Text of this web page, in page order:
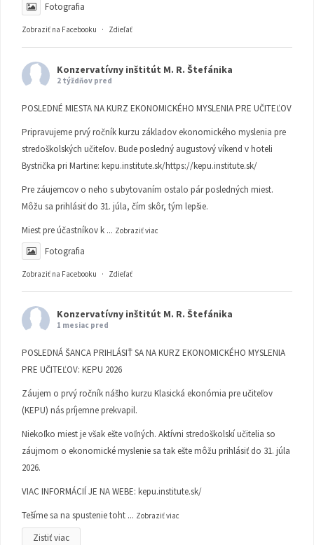
Fotografia
Zobraziť na Facebooku · Zdieľať
Konzervatívny inštitút M. R. Štefánika
2 týždňov pred
POSLEDNÉ MIESTA NA KURZ EKONOMICKÉHO MYSLENIA PRE UČITEĽOV
Pripravujeme prvý ročník kurzu základov ekonomického myslenia pre
stredoškolských učiteľov. Bude posledný augustový víkend v hoteli
Bystrička pri Martine: kepu.institute.sk/https://kepu.institute.sk/
Pre záujemcov o neho s ubytovaním ostalo pár posledných miest.
Môžu sa prihlásiť do 31. júla, čím skôr, tým lepšie.
Miest pre účastníkov k ... Zobraziť viac
Fotografia
Zobraziť na Facebooku · Zdieľať
Konzervatívny inštitút M. R. Štefánika
1 mesiac pred
POSLEDNÁ ŠANCA PRIHLÁSIŤ SA NA KURZ EKONOMICKÉHO MYSLENIA
PRE UČITEĽOV: KEPU 2026
Záujem o prvý ročník nášho kurzu Klasická ekonómia pre učiteľov
(KEPU) nás príjemne prekvapil.
Niekoľko miest je však ešte voľných. Aktívni stredoškolskí učitelia so
záujmom o ekonomické myslenie sa tak ešte môžu prihlásiť do 31. júla
2026.
VIAC INFORMÁCIÍ JE NA WEBE: kepu.institute.sk/
Tešíme sa na spustenie toht ... Zobraziť viac
Zistiť viac